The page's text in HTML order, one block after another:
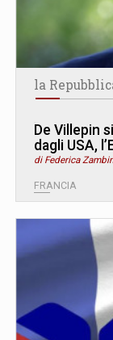
la
De Villepin
dagli USA,
di Federica
FRANCIA